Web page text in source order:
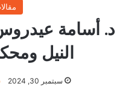
د. أسامة
النيل
سبتمبر 30, 2024